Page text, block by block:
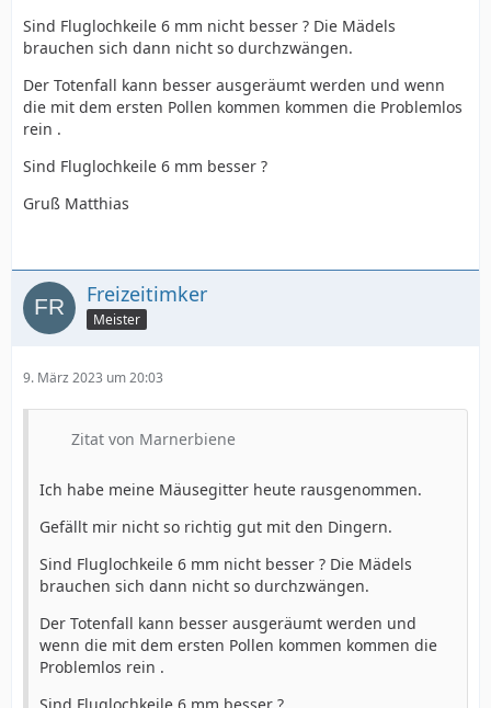
Sind Fluglochkeile 6 mm nicht besser ? Die Mädels
brauchen sich dann nicht so durchzwängen.
Der Totenfall kann besser ausgeräumt werden und wenn
die mit dem ersten Pollen kommen kommen die Problemlos
rein .
Sind Fluglochkeile 6 mm besser ?
Gruß Matthias
Freizeitimker
Meister
9. März 2023 um 20:03
Zitat von Marnerbiene
Ich habe meine Mäusegitter heute rausgenommen.
Gefällt mir nicht so richtig gut mit den Dingern.
Sind Fluglochkeile 6 mm nicht besser ? Die Mädels
brauchen sich dann nicht so durchzwängen.
Der Totenfall kann besser ausgeräumt werden und
wenn die mit dem ersten Pollen kommen kommen die
Problemlos rein .